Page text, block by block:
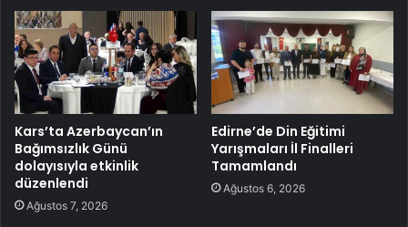
Kars’ta Azerbaycan’ın
Bağımsızlık Günü
dolayısıyla etkinlik
düzenlendi
Ağustos 7, 2026
Edirne’de Din Eğitimi
Yarışmaları İl Finalleri
Tamamlandı
Ağustos 6, 2026